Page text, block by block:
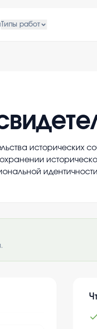
Типы работ
исторических